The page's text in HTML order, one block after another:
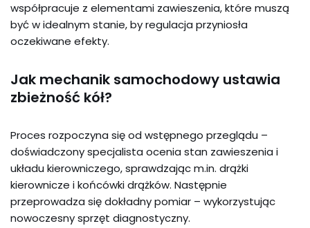
współpracuje z elementami zawieszenia, które muszą
być w idealnym stanie, by regulacja przyniosła
oczekiwane efekty.
Jak mechanik samochodowy ustawia
zbieżność kół?
Proces rozpoczyna się od wstępnego przeglądu –
doświadczony specjalista ocenia stan zawieszenia i
układu kierowniczego, sprawdzając m.in. drążki
kierownicze i końcówki drążków. Następnie
przeprowadza się dokładny pomiar – wykorzystując
nowoczesny sprzęt diagnostyczny.